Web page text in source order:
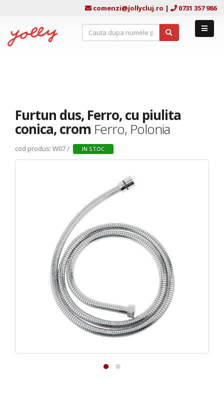
comenzi@jollycluj.ro | 0731 357 986
Furtun dus, Ferro, cu piulita
conica, crom Ferro, Polonia
cod produs: W07 / IN STOC